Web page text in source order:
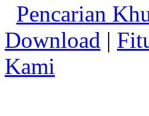
Pencarian
Download |
Kami